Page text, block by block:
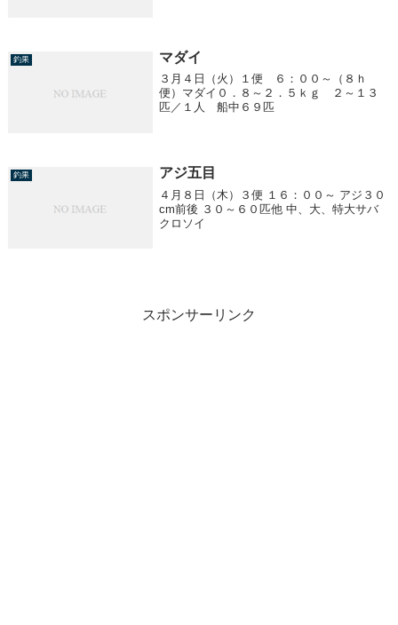
釣果 マダイ
３月４日（火）１便 ６：００～（８ｈ
便）マダイ０．８～２．５ｋｇ ２～１３
匹／１人 船中６９匹
釣果 アジ五目
４月８日（木）３便 １６：００～ アジ３０
cm前後 ３０～６０匹他 中、大、特大サバ
クロソイ
スポンサーリンク